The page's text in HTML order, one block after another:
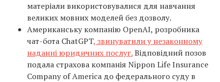
матеріали використовувалися для навчання
великих мовних моделей без дозволу.
Американську компанію OpenAI, розробника
чат-бота ChatGPT, звинуватили у незаконному
наданні юридичних послуг.Відповідний позов
подала страхова компанія Nippon Life Insurance
Company of America до федерального суду в